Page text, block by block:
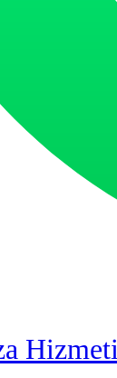
Hizmeti